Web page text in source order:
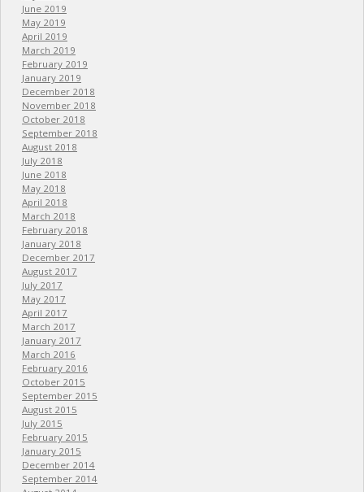
June 2019
May 2019
April 2019
March 2019
February 2019
January 2019
December 2018
November 2018
October 2018
September 2018
August 2018
July 2018
June 2018
May 2018
April 2018
March 2018
February 2018
January 2018
December 2017
August 2017
July 2017
May 2017
April 2017
March 2017
January 2017
March 2016
February 2016
October 2015
September 2015
August 2015
July 2015
February 2015
January 2015
December 2014
September 2014